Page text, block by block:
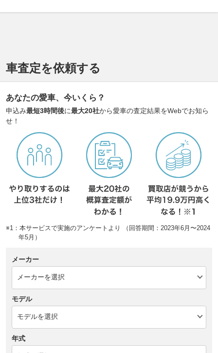
車査定を依頼する
あなたの愛車、今いくら？
申込み最短3時間後に最大20社から愛車の査定結果をWebでお知ら
せ！
※1：本サービスで実施のアンケートより （回答期間：2023年6月〜2024
年5月）
メーカー
モデル
年式